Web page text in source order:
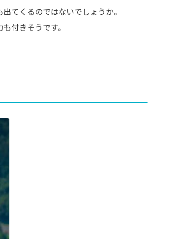
てくるのではないでしょうか。
付きそうです。